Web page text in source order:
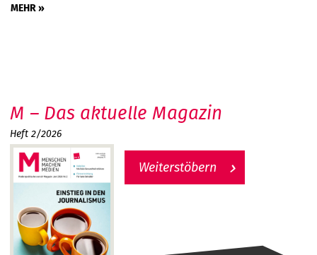
MEHR »
M – Das aktuelle Magazin
Heft 2/2026
Weiterstöbern